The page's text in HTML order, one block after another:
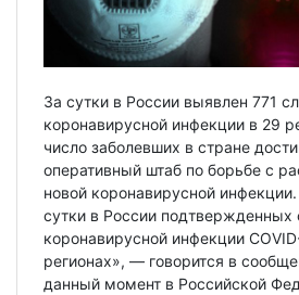
За сутки в России выявлен 771
коронавирусной инфекции в 29
число заболевших в стране
оперативный штаб по борьбе с
новой коронавирусной
сутки в России подтвержденных
коронавирусной инфекции
регионах», — говорится в
данный момент в Российской